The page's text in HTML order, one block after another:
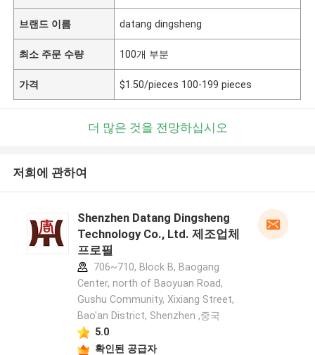
브랜드 이름 datang dingsheng
최소 주문 수량 100개 부분
가격 $1.50/pieces 100-199 pieces
더 많은 것을 전망하십시오
저희에 관하여
Shenzhen Datang Dingsheng
Technology Co., Ltd. 제조업체
프로필
706~710, Block B, Baogang
Center, north of Baoyuan Road,
Gushu Community, Xixiang Street,
Bao'an District, Shenzhen ,중국
5.0
확인된 공급자